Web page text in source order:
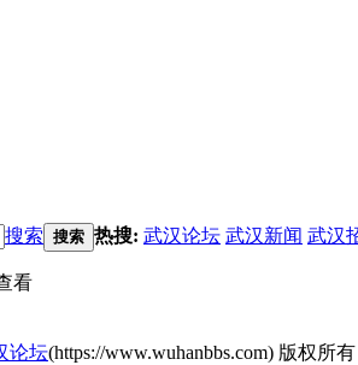
搜索 搜索 热搜: 武汉论坛 武汉新闻 武汉
看
论坛(https://www.wuhanbbs.com) 版权所